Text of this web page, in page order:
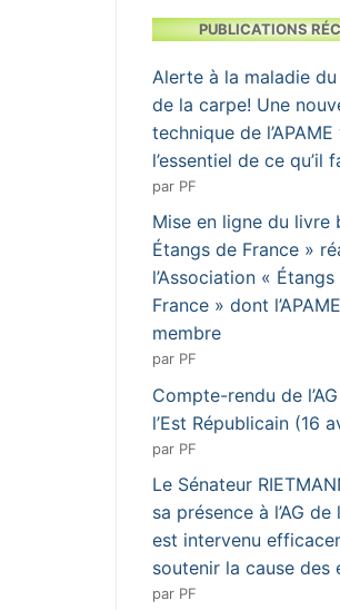
PUBLICATIONS
Alerte à la maladie
de la carpe! Une
technique de
l’essentiel de ce qu’il
par PF
Mise en ligne du livre
Étangs de France »
l’Association « Étangs
France » dont
membre
par PF
Compte-rendu de
l’Est Républicain (16
par PF
Le Sénateur
sa présence à l’AG de
est intervenu
soutenir la cause des
par PF